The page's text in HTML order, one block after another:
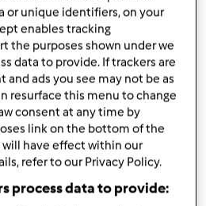
viola
verde
or unique identifiers, on your
enables tracking
the purposes shown under we
data to provide. If trackers are
ads you see may not be as
resurface this menu to change
consent at any time by
link on the bottom of the
will have effect within our
refer to our Privacy Policy.
process data to provide: